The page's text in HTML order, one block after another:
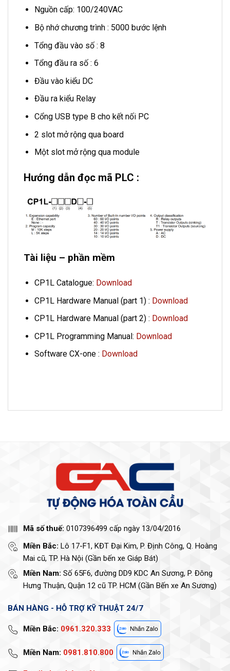
Nguồn cấp: 100/240VAC
Bộ nhớ chương trình : 5000 bước lệnh
Tổng đầu vào số : 8
Tổng đầu ra số : 6
Đầu vào kiểu DC
Đầu ra kiểu Relay
Cổng USB type B cho kết nối PC
2 slot mở rộng qua board
Một slot mở rộng qua module
Hướng dẫn đọc mã PLC :
Tài liệu – phần mềm
CP1L Catalogue: Download
CP1L Hardware Manual (part 1) : Download
CP1L Hardware Manual (part 2) : Download
CP1L Programming Manual: Download
Software CX-one : Download
Mã số thuế: 0107396499 cấp ngày 13/04/2016
Miền Bắc: Lô 17-F1, KĐT Đại Kim, P. Định Công, Q. Hoàng
Mai cũ, TP. Hà Nội (Gần bến xe Giáp Bát)
Miền Nam: Số 65F6, đường DD9 KDC An Sương, P. Đông
Hưng Thuận, Quận 12 cũ TP. HCM (Gần Bến xe An Sương)
BÁN HÀNG - HỖ TRỢ KỸ THUẬT 24/7
Miền Bắc: 0961.320.333
Miền Nam: 0981.810.800